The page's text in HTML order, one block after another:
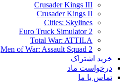
Crusader Kings III
Crusader Kings II
Cities: Skylines
Euro Truck Simulator 2
Total War: ATTILA
Men of War: Assault Squad 2
خرید اشتراک
درخواست ماد
تماس با ما